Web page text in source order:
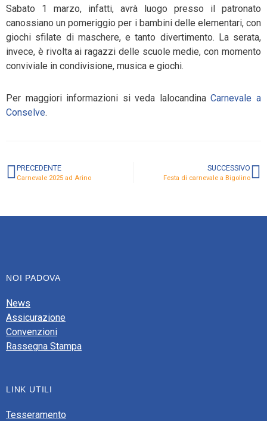
Sabato 1 marzo, infatti, avrà luogo presso il patronato
canossiano un pomeriggio per i bambini delle elementari, con
giochi sfilate di maschere, e tanto divertimento. La serata,
invece, è rivolta ai ragazzi delle scuole medie, con momento
conviviale in condivisione, musica e giochi.
Per maggiori informazioni si veda lalocandinaCarnevale a
Conselve.
PRECEDENTE
Carnevale 2025 ad Arino
SUCCESSIVO
Festa di carnevale a Bigolino
NOI PADOVA
News
Assicurazione
Convenzioni
Rassegna Stampa
LINK UTILI
Tesseramento